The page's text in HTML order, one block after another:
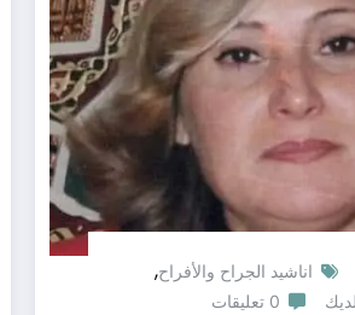
اناشيد الجراح والأفراح,
0 تعليقات